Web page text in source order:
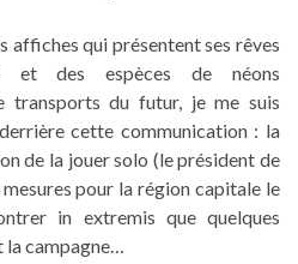
affiches qui présentent ses rêves
et des espèces de néons
transports du futur, je me suis
cette communication : la
de la jouer solo (le président de
pour la région capitale le
in extremis que quelques
la campagne…